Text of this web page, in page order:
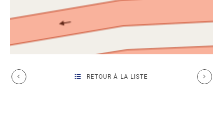
RETOUR À LA LISTE